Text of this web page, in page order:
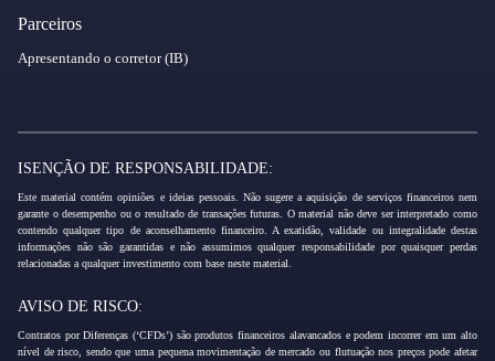
Parceiros
Apresentando o corretor (IB)
ISENÇÃO DE RESPONSABILIDADE:
Este material contém opiniões e ideias pessoais. Não sugere a aquisição de serviços financeiros nem
garante o desempenho ou o resultado de transações futuras. O material não deve ser interpretado como
contendo qualquer tipo de aconselhamento financeiro. A exatidão, validade ou integralidade destas
informações não são garantidas e não assumimos qualquer responsabilidade por quaisquer perdas
relacionadas a qualquer investimento com base neste material.
AVISO DE RISCO:
Contratos por Diferenças (‘CFDs’) são produtos financeiros alavancados e podem incorrer em um alto
nível de risco, sendo que uma pequena movimentação de mercado ou flutuação nos preços pode afetar